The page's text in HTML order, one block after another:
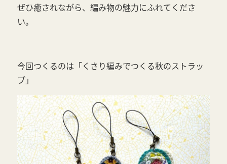
ぜひ癒されながら、編み物の魅力にふれてくださ
い。
今回つくるのは「くさり編みでつくる秋のストラッ
プ」